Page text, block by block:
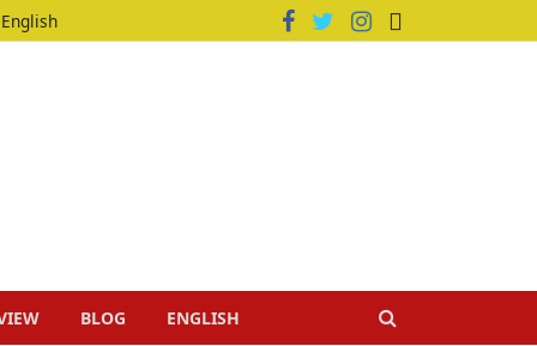
English
BLOG ENGLISH